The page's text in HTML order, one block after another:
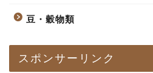
豆・穀物類
スポンサーリンク